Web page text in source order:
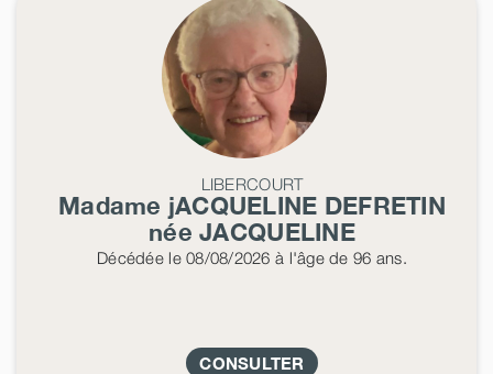
LIBERCOURT
Madame jACQUELINE DEFRETIN
néeJACQUELINE
Décédéele 08/08/2026 à l'âge de 96 ans.
CONSULTER